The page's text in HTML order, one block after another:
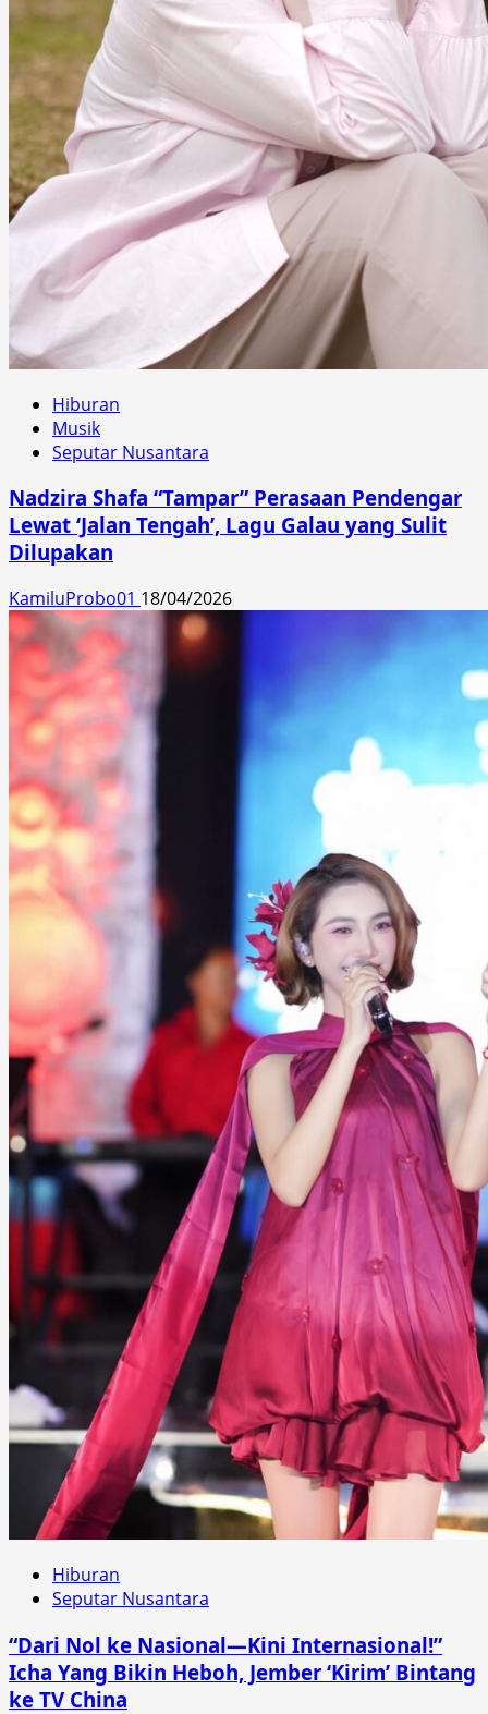
Hiburan
Musik
Seputar Nusantara
Nadzira Shafa “Tampar” Perasaan Pendengar
Lewat ‘Jalan Tengah’, Lagu Galau yang Sulit
Dilupakan
KamiluProbo01 18/04/2026
Hiburan
Seputar Nusantara
“Dari Nol ke Nasional—Kini Internasional!”
Icha Yang Bikin Heboh, Jember ‘Kirim’ Bintang
ke TV China